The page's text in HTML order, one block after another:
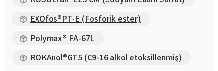
EXOfos®PT-E (Fosforik ester)
Polymax® PA-671
ROKAnol®GT5 (C9-16 alkol etoksillenmiş)